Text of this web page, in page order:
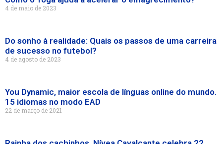
4 de maio de 2023
Do sonho à realidade: Quais os passos de uma carreira
de sucesso no futebol?
4 de agosto de 2023
You Dynamic, maior escola de línguas online do mundo.
15 idiomas no modo EAD
22 de março de 2021